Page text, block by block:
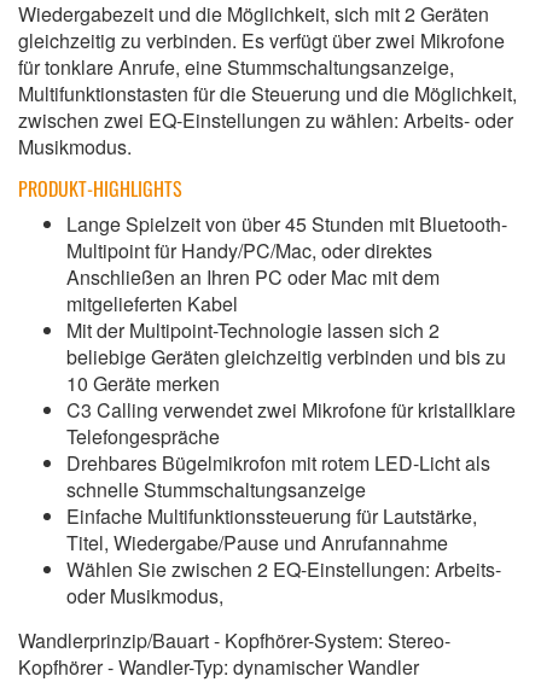
Wiedergabezeit und die Möglichkeit, sich mit 2 Geräten
gleichzeitig zu verbinden. Es verfügt über zwei Mikrofone
für tonklare Anrufe, eine Stummschaltungsanzeige,
Multifunktionstasten für die Steuerung und die Möglichkeit,
zwischen zwei EQ-Einstellungen zu wählen: Arbeits- oder
Musikmodus.
PRODUKT-HIGHLIGHTS
Lange Spielzeit von über 45 Stunden mit Bluetooth-
Multipoint für Handy/PC/Mac, oder direktes
Anschließen an Ihren PC oder Mac mit dem
mitgelieferten Kabel
Mit der Multipoint-Technologie lassen sich 2
beliebige Geräten gleichzeitig verbinden und bis zu
10 Geräte merken
C3 Calling verwendet zwei Mikrofone für kristallklare
Telefongespräche
Drehbares Bügelmikrofon mit rotem LED-Licht als
schnelle Stummschaltungsanzeige
Einfache Multifunktionssteuerung für Lautstärke,
Titel, Wiedergabe/Pause und Anrufannahme
Wählen Sie zwischen 2 EQ-Einstellungen: Arbeits-
oder Musikmodus,
Wandlerprinzip/Bauart - Kopfhörer-System: Stereo-
Kopfhörer - Wandler-Typ: dynamischer Wandler